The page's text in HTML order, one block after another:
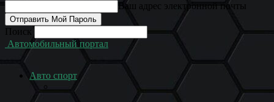
Ваш адрес электронной почты
Поиск
Автомобильный портал
Авто спорт